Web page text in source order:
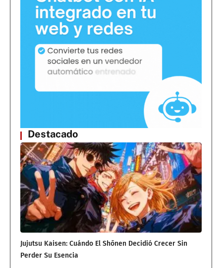
Destacado
Jujutsu Kaisen: Cuándo El Shōnen Decidió Crecer Sin
Perder Su Esencia